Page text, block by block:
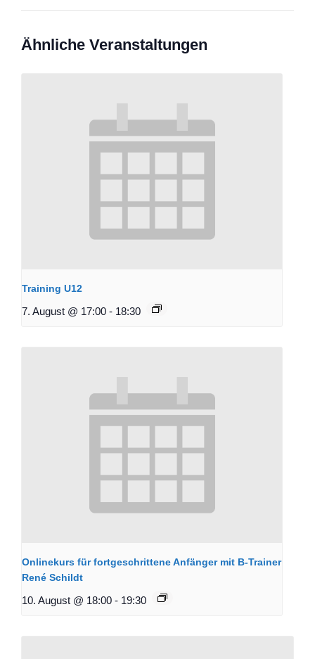
Ähnliche Veranstaltungen
Training U12
7. August @ 17:00 - 18:30
Onlinekurs für fortgeschrittene Anfänger mit B-Trainer
René Schildt
10. August @ 18:00 - 19:30